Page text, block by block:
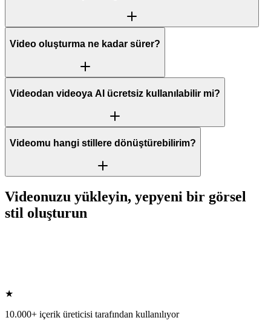
Video oluşturma ne kadar sürer?
Videodan videoya AI ücretsiz kullanılabilir mi?
Videomu hangi stillere dönüştürebilirim?
Videonuzu yükleyin, yepyeni bir görsel
stil oluşturun
★
10.000+ içerik üreticisi tarafından kullanılıyor